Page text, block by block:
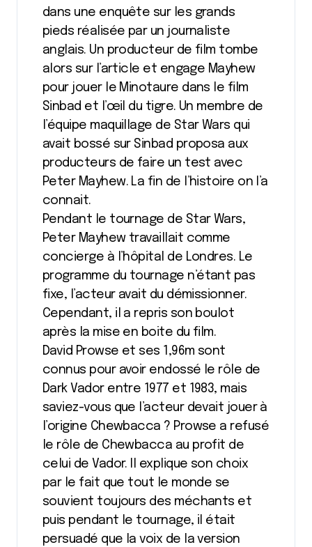
dans une enquête sur les grands
pieds réalisée par un journaliste
anglais. Un producteur de film tombe
alors sur l’article et engage Mayhew
pour jouer le Minotaure dans le film
Sinbad et l’œil du tigre. Un membre de
l’équipe maquillage de Star Wars qui
avait bossé sur Sinbad proposa aux
producteurs de faire un test avec
Peter Mayhew. La fin de l’histoire on l’a
connait.
Pendant le tournage de Star Wars,
Peter Mayhew travaillait comme
concierge à l’hôpital de Londres. Le
programme du tournage n’étant pas
fixe, l’acteur avait du démissionner.
Cependant, il a repris son boulot
après la mise en boite du film.
David Prowse et ses 1,96m sont
connus pour avoir endossé le rôle de
Dark Vador entre 1977 et 1983, mais
saviez-vous que l’acteur devait jouer à
l’origine Chewbacca ? Prowse a refusé
le rôle de Chewbacca au profit de
celui de Vador. Il explique son choix
par le fait que tout le monde se
souvient toujours des méchants et
puis pendant le tournage, il était
persuadé que la voix de la version